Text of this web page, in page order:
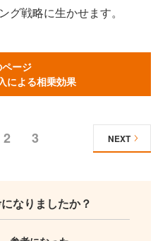
グ戦略に生かせます。
ージ
による相乗効果
2 3 NEXT
なりましたか？